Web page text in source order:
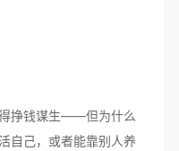
挣钱谋生——但为什么
自己，或者能靠别人养